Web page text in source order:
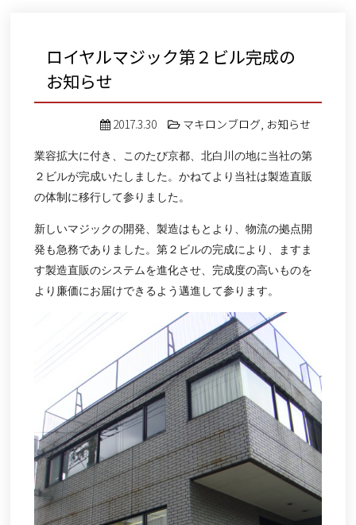
ロイヤルマジック第２ビル完成の
お知らせ
2017.3.30 マキロンブログ お知らせ
業容拡大に付き、このたび京都、北白川の地に当社の第
２ビルが完成いたしました。かねてより当社は製造直販
の体制に移行して参りました。
新しいマジックの開発、製造はもとより、物流の拠点開
発も急務でありました。第２ビルの完成により、ますま
す製造直販のシステムを進化させ、完成度の高いものを
より廉価にお届けできるよう邁進して参ります。